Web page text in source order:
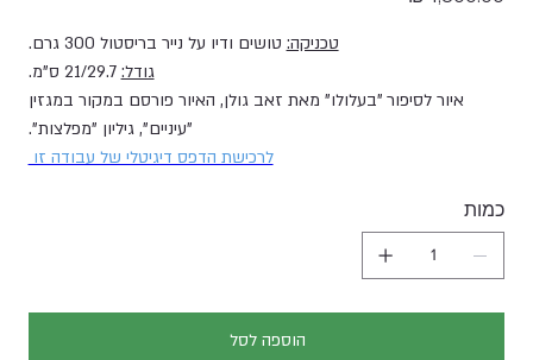
טכניקה: טושים ודיו על נייר בריסטול 300 גרם.
גודל: 21/29.7 ס"מ.
איור לסיפור "בעלולו" מאת זאב גולן, האיור פורסם במקור במגזין
"עיניים", גיליון "מפלצות".
לרכישת הדפס דיגיטלי של עבודה זו
כמות
הוספה לסל